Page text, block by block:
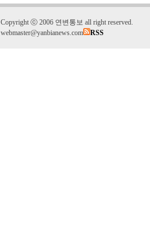
Copyright ⓒ 2006 연변통보 all right reserved.
webmaster@yanbianews.com
RSS